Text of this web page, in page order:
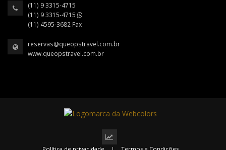
(11) 9 3315-4715
(11) 9 3315-4715
(11) 4595-3682 Fax
reservas@queopstravel.com.br
www.queopstravel.com.br